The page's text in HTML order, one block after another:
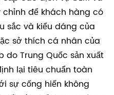
để khách hàng có
sắc và kiểu dáng của
sở thích cá nhân của
do Trung Quốc sản xuất
lại tiêu chuẩn toàn
sự cống hiến không